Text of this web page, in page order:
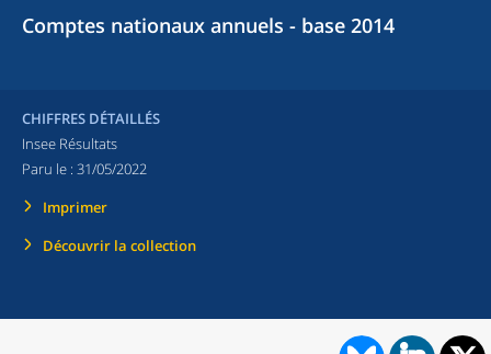
Comptes nationaux annuels - base 2014
CHIFFRES DÉTAILLÉS
Insee Résultats
Paru le : 31/05/2022
Imprimer
Découvrir la collection